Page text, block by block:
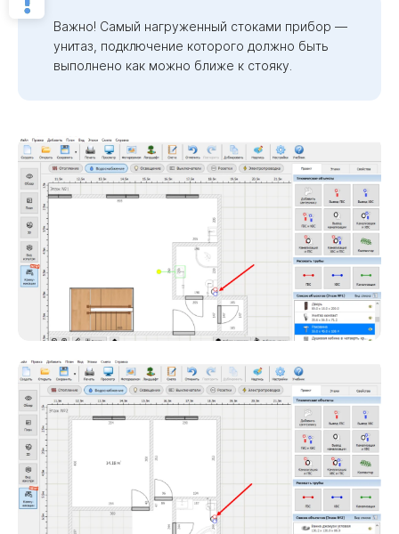
Важно! Самый нагруженный стоками прибор —
унитаз, подключение которого должно быть
выполнено как можно ближе к стояку.